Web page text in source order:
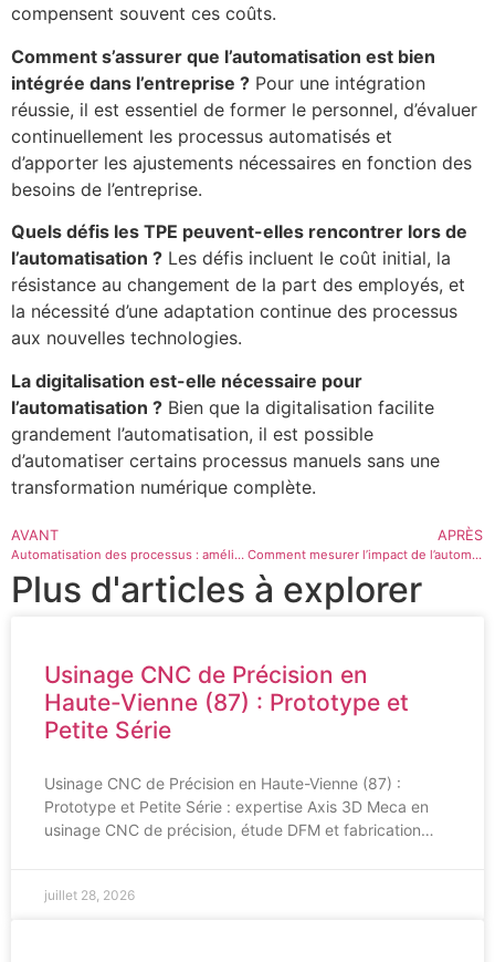
compensent souvent ces coûts.
Comment s’assurer que l’automatisation est bien
intégrée dans l’entreprise ? Pour une intégration
réussie, il est essentiel de former le personnel, d’évaluer
continuellement les processus automatisés et
d’apporter les ajustements nécessaires en fonction des
besoins de l’entreprise.
Quels défis les TPE peuvent-elles rencontrer lors de
l’automatisation ? Les défis incluent le coût initial, la
résistance au changement de la part des employés, et
la nécessité d’une adaptation continue des processus
aux nouvelles technologies.
La digitalisation est-elle nécessaire pour
l’automatisation ? Bien que la digitalisation facilite
grandement l’automatisation, il est possible
d’automatiser certains processus manuels sans une
transformation numérique complète.
AVANT
Automatisation des processus : améliorer l’efficacité au bureau
APRÈS
Comment mesurer l’impact de l’automatisation sur votre efficacité opérationnelle
Plus d'articles à explorer
Usinage CNC de Précision en
Haute-Vienne (87) : Prototype et
Petite Série
Usinage CNC de Précision en Haute-Vienne (87) :
Prototype et Petite Série : expertise Axis 3D Meca en
usinage CNC de précision, étude DFM et fabrication…
juillet 28, 2026